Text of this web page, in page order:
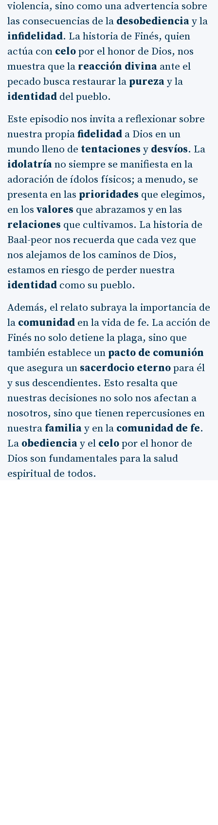
violencia, sino como una advertencia sobre
las consecuencias de la desobedienciay la
infidelidad. La historia de Finés, quien
actúa con celopor el honor de Dios, nos
muestra que la reacción divina ante el
pecado busca restaurar la purezay la
identidad del pueblo.
Este episodio nos invita a reflexionar sobre
nuestra propiafidelidad a Dios en un
mundo lleno de tentaciones y desvíos. La
idolatríano siempre se manifiesta en la
adoración de ídolos físicos; a menudo, se
presenta en las prioridades que elegimos,
en los valores que abrazamos y en las
relaciones que cultivamos. La historia de
Baal-peor nos recuerda que cada vez que
nos alejamos de los caminos de Dios,
estamos en riesgo de perder nuestra
identidad como su pueblo.
Además, el relato subraya la importancia de
la comunidad en la vida de fe. La acción de
Finés no solo detiene la plaga, sino que
también establece un pacto de comunión
que asegura un sacerdocio eternopara él
y sus descendientes. Esto resalta que
nuestras decisiones no solo nos afectan a
nosotros, sino que tienen repercusiones en
nuestra familiay en la comunidad de fe.
La obedienciay el celopor el honor de
Dios son fundamentales para la salud
espiritual de todos.